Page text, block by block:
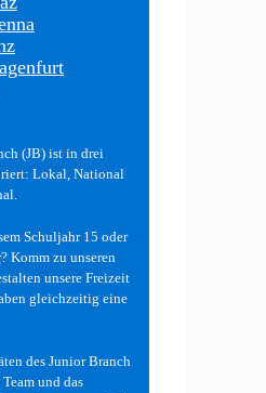
(JB) ist in drei
Lokal, National
Schuljahr 15 oder
Komm zu unseren
unsere Freizeit
gleichzeitig eine
des Junior Branch
und das